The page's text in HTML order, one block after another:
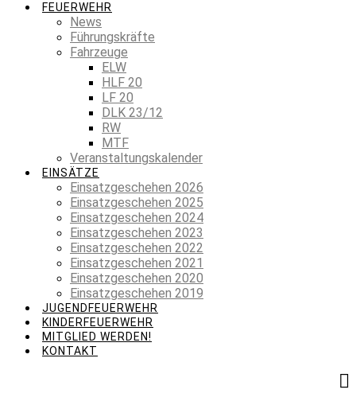
FEUERWEHR
News
Führungskräfte
Fahrzeuge
ELW
HLF 20
LF 20
DLK 23/12
RW
MTF
Veranstaltungskalender
EINSÄTZE
Einsatzgeschehen 2026
Einsatzgeschehen 2025
Einsatzgeschehen 2024
Einsatzgeschehen 2023
Einsatzgeschehen 2022
Einsatzgeschehen 2021
Einsatzgeschehen 2020
Einsatzgeschehen 2019
JUGENDFEUERWEHR
KINDERFEUERWEHR
MITGLIED WERDEN!
KONTAKT